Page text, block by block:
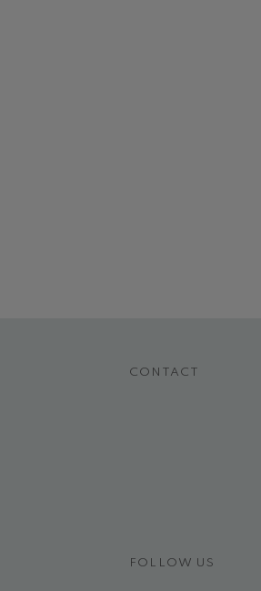
CONTACT
FOLLOW US